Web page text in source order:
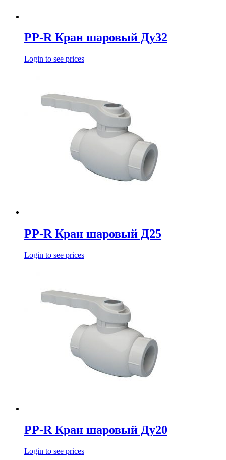
PP-R Кран шаровый Ду32
Login to see prices
PP-R Кран шаровый Д25
Login to see prices
PP-R Кран шаровый Ду20
Login to see prices